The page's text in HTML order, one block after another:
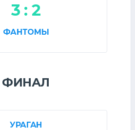
3 : 2
ФАНТОМЫ
ФИНАЛ
УРАГАН